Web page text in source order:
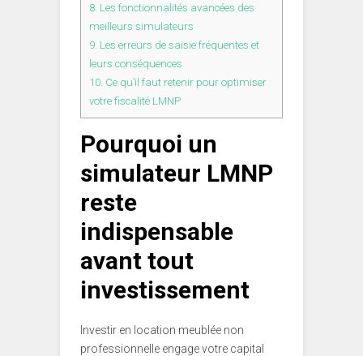
8. Les fonctionnalités avancées des
meilleurs simulateurs
9. Les erreurs de saisie fréquentes et
leurs conséquences
10. Ce qu’il faut retenir pour optimiser
votre fiscalité LMNP
Pourquoi un
simulateur LMNP
reste
indispensable
avant tout
investissement
Investir en location meublée non
professionnelle engage votre capital